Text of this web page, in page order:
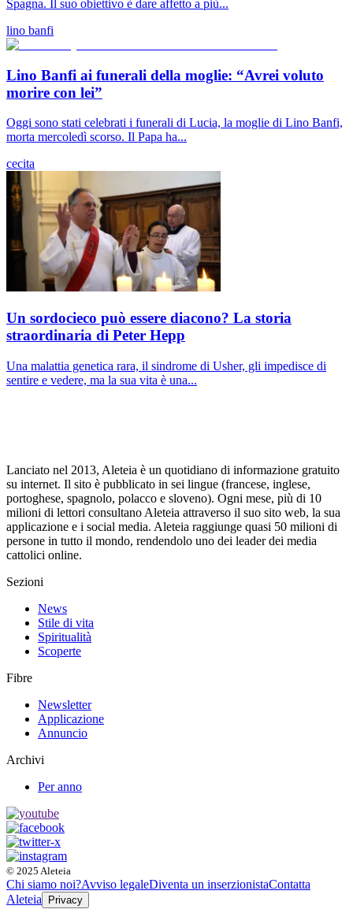
Spagna. Il suo obiettivo è dare affetto a più...
lino banfi
Lino Banfi ai funerali della moglie: “Avrei voluto
morire con lei”
Oggi sono stati celebrati i funerali di Lucia, la moglie di Lino Banfi,
morta mercoledì scorso. Il Papa ha...
cecita
Un sordocieco può essere diacono? La storia
straordinaria di Peter Hepp
Una malattia genetica rara, il sindrome di Usher, gli impedisce di
sentire e vedere, ma la sua vita è una...
Lanciato nel 2013, Aleteia è un quotidiano di informazione gratuito
su internet. Il sito è pubblicato in sei lingue (francese, inglese,
portoghese, spagnolo, polacco e sloveno). Ogni mese, più di 10
milioni di lettori consultano Aleteia attraverso il suo sito web, la sua
applicazione e i social media. Aleteia raggiunge quasi 50 milioni di
persone in tutto il mondo, rendendolo uno dei leader dei media
cattolici online.
Sezioni
News
Stile di vita
Spiritualità
Scoperte
Fibre
Newsletter
Applicazione
Annuncio
Archivi
Per anno
© 2025 Aleteia
Chi siamo noi?Avviso legaleDiventa un inserzionistaContatta
Aleteia
Privacy